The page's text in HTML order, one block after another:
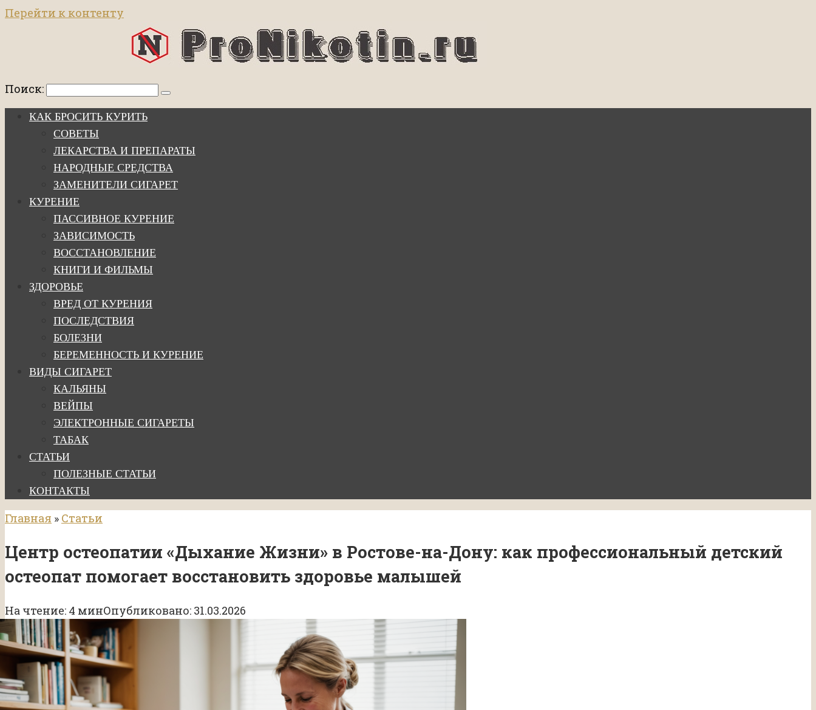
Перейти к контенту
Поиск:
КАК БРОСИТЬ КУРИТЬ
СОВЕТЫ
ЛЕКАРСТВА И ПРЕПАРАТЫ
НАРОДНЫЕ СРЕДСТВА
ЗАМЕНИТЕЛИ СИГАРЕТ
КУРЕНИЕ
ПАССИВНОЕ КУРЕНИЕ
ЗАВИСИМОСТЬ
ВОССТАНОВЛЕНИЕ
КНИГИ И ФИЛЬМЫ
ЗДОРОВЬЕ
ВРЕД ОТ КУРЕНИЯ
ПОСЛЕДСТВИЯ
БОЛЕЗНИ
БЕРЕМЕННОСТЬ И КУРЕНИЕ
ВИДЫ СИГАРЕТ
КАЛЬЯНЫ
ВЕЙПЫ
ЭЛЕКТРОННЫЕ СИГАРЕТЫ
ТАБАК
СТАТЬИ
ПОЛЕЗНЫЕ СТАТЬИ
КОНТАКТЫ
Главная » Статьи
Центр остеопатии «Дыхание Жизни» в Ростове-на-Дону: как профессиональный детский
остеопат помогает восстановить здоровье малышей
На чтение: 4 минОпубликовано: 31.03.2026